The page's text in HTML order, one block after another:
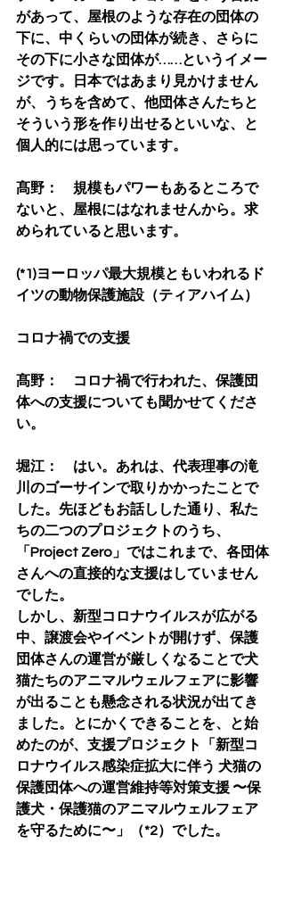
があって、屋根のような存在の団体の
下に、中くらいの団体が続き、さらに
その下に小さな団体が……というイメー
ジです。日本ではあまり見かけません
が、うちを含めて、他団体さんたちと
そういう形を作り出せるといいな、と
個人的には思っています。
髙野：　規模もパワーもあるところで
ないと、屋根にはなれませんから。求
められていると思います。
(*1)ヨーロッパ最大規模ともいわれるド
イツの動物保護施設（ティアハイム）
コロナ禍での支援
髙野：　コロナ禍で行われた、保護団
体への支援についても聞かせてくださ
い。
堀江：　はい。あれは、代表理事の滝
川のゴーサインで取りかかったことで
した。先ほどもお話しした通り、私た
ちの二つのプロジェクトのうち、
「Project Zero」ではこれまで、各団体
さんへの直接的な支援はしていません
でした。
しかし、新型コロナウイルスが広がる
中、譲渡会やイベントが開けず、保護
団体さんの運営が厳しくなることで犬
猫たちのアニマルウェルフェアに影響
が出ることも懸念される状況が出てき
ました。とにかくできることを、と始
めたのが、支援プロジェクト「新型コ
ロナウイルス感染症拡大に伴う 犬猫の
保護団体への運営維持等対策支援 〜保
護犬・保護猫のアニマルウェルフェア
を守るために〜」（*2）でした。